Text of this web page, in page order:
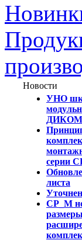
Новости
УНО
ДИКОМ
серии
листа
СР_М